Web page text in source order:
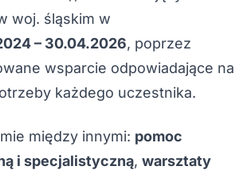
woj. śląskim w
– 30.04.2026, poprzez
wsparcie odpowiadające na
każdego uczestnika.
między innymi: pomoc
i specjalistyczną, warsztaty